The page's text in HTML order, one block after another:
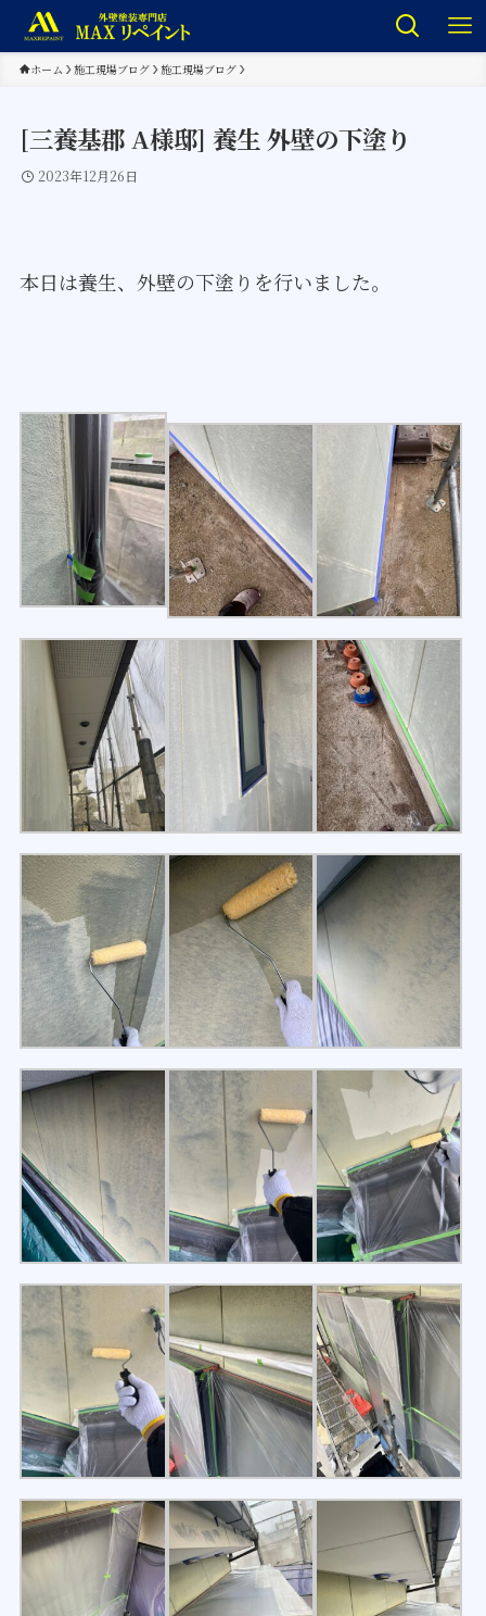
ホーム 施工現場ブログ 施工現場ブログ
[三養基郡 A様邸] 養生 外壁の下塗り
2023年12月26日
本日は養生、外壁の下塗りを行いました。